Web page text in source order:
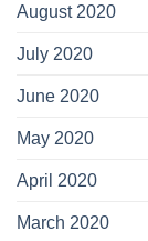
August 2020
July 2020
June 2020
May 2020
April 2020
March 2020